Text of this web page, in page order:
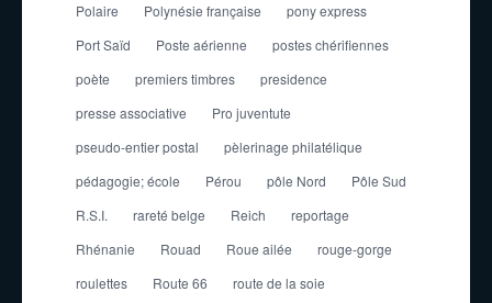
Polaire
Polynésie française
pony express
Port Saïd
Poste aérienne
postes chérifiennes
poète
premiers timbres
presidence
presse associative
Pro juventute
pseudo-entier postal
pèlerinage philatélique
pédagogie; école
Pérou pôle Nord
Pôle Sud
R.S.I.
rareté belge Reich
reportage
Rhénanie
Rouad Roue ailée
rouge-gorge
roulettes
Route 66
route de la soie